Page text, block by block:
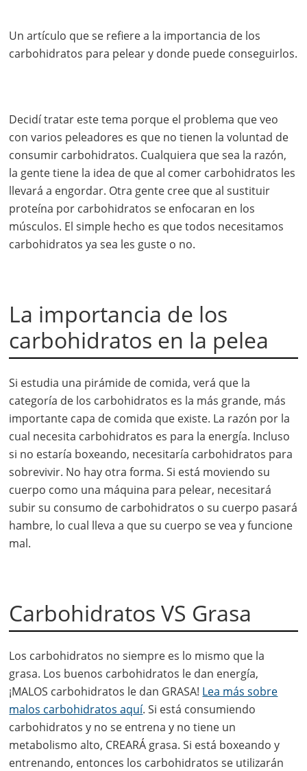
Un artículo que se refiere a la importancia de los
carbohidratos para pelear y donde puede conseguirlos.
Decidí tratar este tema porque el problema que veo
con varios peleadores es que no tienen la voluntad de
consumir carbohidratos. Cualquiera que sea la razón,
la gente tiene la idea de que al comer carbohidratos les
llevará a engordar. Otra gente cree que al sustituir
proteína por carbohidratos se enfocaran en los
músculos. El simple hecho es que todos necesitamos
carbohidratos ya sea les guste o no.
La importancia de los
carbohidratos en la pelea
Si estudia una pirámide de comida, verá que la
categoría de los carbohidratos es la más grande, más
importante capa de comida que existe. La razón por la
cual necesita carbohidratos es para la energía. Incluso
si no estaría boxeando, necesitaría carbohidratos para
sobrevivir. No hay otra forma. Si está moviendo su
cuerpo como una máquina para pelear, necesitará
subir su consumo de carbohidratos o su cuerpo pasará
hambre, lo cual lleva a que su cuerpo se vea y funcione
mal.
Carbohidratos VS Grasa
Los carbohidratos no siempre es lo mismo que la
grasa. Los buenos carbohidratos le dan energía,
¡MALOS carbohidratos le dan GRASA! Lea más sobre
malos carbohidratos aquí. Si está consumiendo
carbohidratos y no se entrena y no tiene un
metabolismo alto, CREARÁ grasa. Si está boxeando y
entrenando, entonces los carbohidratos se utilizarán